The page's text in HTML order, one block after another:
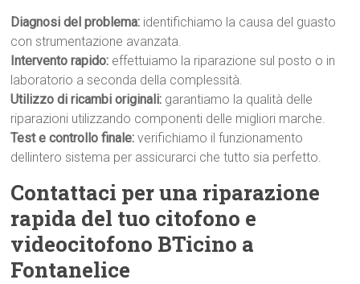
Diagnosi del problema: identifichiamo la causa del guasto
con strumentazione avanzata.
Intervento rapido: effettuiamo la riparazione sul posto o in
laboratorio a seconda della complessità.
Utilizzo di ricambi originali: garantiamo la qualità delle
riparazioni utilizzando componenti delle migliori marche.
Test e controllo finale:verifichiamo il funzionamento
dellintero sistema per assicurarci che tutto sia perfetto.
Contattaci per una riparazione
rapida del tuo citofono e
videocitofono BTicino a
Fontanelice